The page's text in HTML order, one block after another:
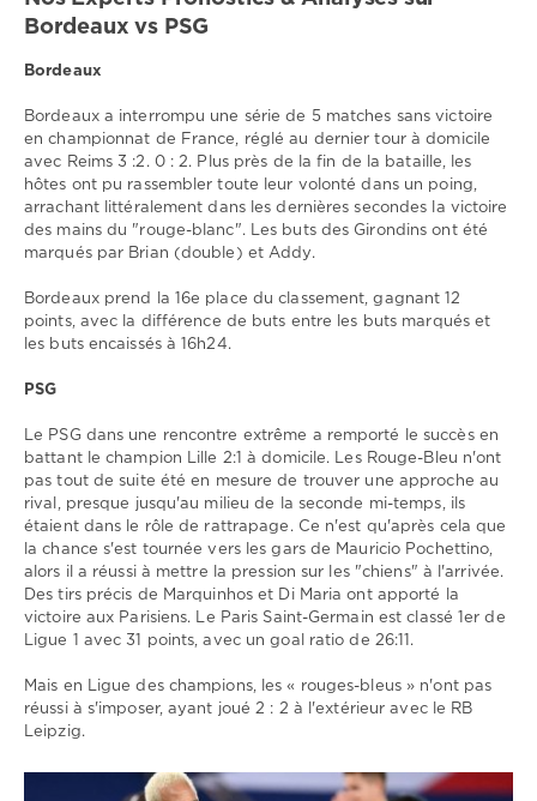
1xbet
1
Bordeaux,
PSG,
Ligue
1
Bordeaux vs PSG
Bordeaux
Bordeaux a interrompu une série de 5 matches sans victoire
en championnat de France, réglé au dernier tour à domicile
avec Reims 3 :2. 0 : 2. Plus près de la fin de la bataille, les
hôtes ont pu rassembler toute leur volonté dans un poing,
arrachant littéralement dans les dernières secondes la victoire
des mains du "rouge-blanc". Les buts des Girondins ont été
marqués par Brian (double) et Addy.
Bordeaux prend la 16e place du classement, gagnant 12
points, avec la différence de buts entre les buts marqués et
les buts encaissés à 16h24.
PSG
Le PSG dans une rencontre extrême a remporté le succès en
battant le champion Lille 2:1 à domicile. Les Rouge-Bleu n'ont
pas tout de suite été en mesure de trouver une approche au
rival, presque jusqu'au milieu de la seconde mi-temps, ils
étaient dans le rôle de rattrapage. Ce n'est qu'après cela que
la chance s'est tournée vers les gars de Mauricio Pochettino,
alors il a réussi à mettre la pression sur les "chiens" à l'arrivée.
Des tirs précis de Marquinhos et Di Maria ont apporté la
victoire aux Parisiens. Le Paris Saint-Germain est classé 1er de
Ligue 1 avec 31 points, avec un goal ratio de 26:11.
Mais en Ligue des champions, les « rouges-bleus » n'ont pas
réussi à s'imposer, ayant joué 2 : 2 à l'extérieur avec le RB
Leipzig.